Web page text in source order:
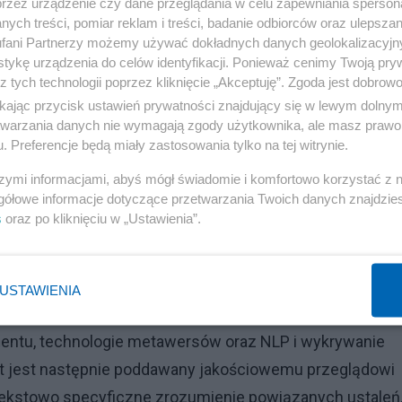
przyniosła firmom liczne korzyści, w tym
jednak rozprzestrzenianie się dezinformacji, co
zarówno pozytywne zastosowania
artykuł analizuje powiązania AI i mediów
mieszane do analizy 1540 dokumentów naukowych,
literatury. Celem tych badań jest identyfikacja
wartości biznesowych i implikacji w obszarze
etap badań obejmował ilościową analizę
do zidentyfikowania dziesięciu dominujących
użytkownika, ludzkie emocje i rekomendacje
kryzysowym, aktywizm algorytmiczny w mediach
sztuczna inteligencja, uprzedzenia
technologie metawersów oraz NLP i wykrywanie
następnie poddawany jakościowemu przeglądowi
specyficzne zrozumienie powiązanych ustaleń.
treści, pomiar reklam i treści, badanie odbiorców oraz
Partnerzy możemy używać dokładnych danych
urządzenia do celów identyfikacji. Ponieważ cenimy Twoją
tych technologii poprzez kliknięcie „Akceptuję”. Zgoda jest
przycisk ustawień prywatności znajdujący się w lewym
danych nie wymagają zgody użytkownika, ale masz
Preferencje będą miały zastosowania tylko na tej witrynie.
informacjami, abyś mógł świadomie i komfortowo korzystać z
informacje dotyczące przetwarzania Twoich danych
oraz po kliknięciu w „Ustawienia”.
USTAWIENIA